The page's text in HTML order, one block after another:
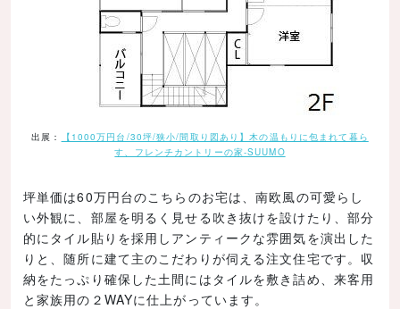
出展：
【1000万円台/30坪/狭小/間取り図あり】木の温もりに包まれて暮ら
す、フレンチカントリーの家-SUUMO
坪単価は60万円台のこちらのお宅は、南欧風の可愛らし
い外観に、部屋を明るく見せる吹き抜けを設けたり、部分
的にタイル貼りを採用しアンティークな雰囲気を演出した
りと、随所に建て主のこだわりが伺える注文住宅です。収
納をたっぷり確保した土間にはタイルを敷き詰め、来客用
と家族用の２WAYに仕上がっています。